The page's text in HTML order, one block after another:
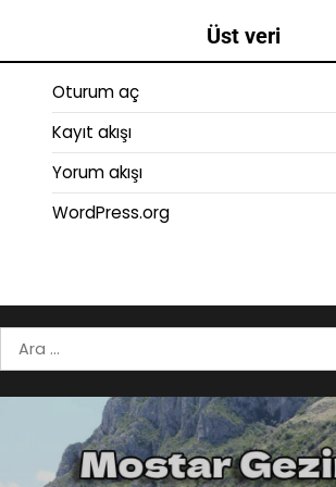
Üst veri
Oturum aç
Kayıt akışı
Yorum akışı
WordPress.org
Arama: